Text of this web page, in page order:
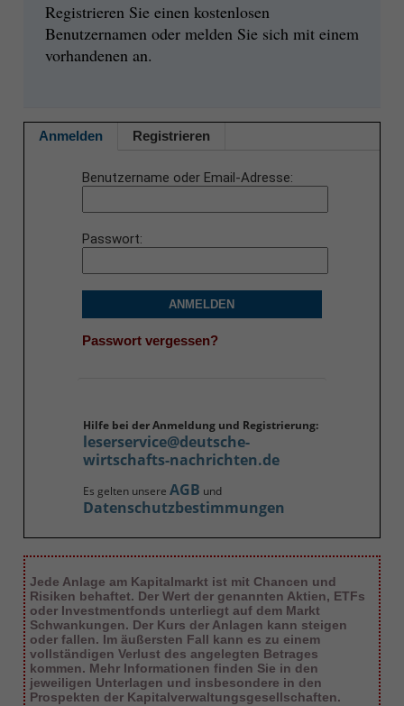
Registrieren Sie einen kostenlosen
Benutzernamen oder melden Sie sich mit einem
vorhandenen an.
Anmelden Registrieren
Benutzername oder Email-Adresse
Passwort
ANMELDEN
Passwort vergessen?
Hilfe bei der Anmeldung und Registrierung:
leserservice@deutsche-
wirtschafts-nachrichten.de
Es gelten unsere AGB und
Datenschutzbestimmungen
Jede Anlage am Kapitalmarkt ist mit Chancen und
Risiken behaftet. Der Wert der genannten Aktien, ETFs
oder Investmentfonds unterliegt auf dem Markt
Schwankungen. Der Kurs der Anlagen kann steigen
oder fallen. Im äußersten Fall kann es zu einem
vollständigen Verlust des angelegten Betrages
kommen. Mehr Informationen finden Sie in den
jeweiligen Unterlagen und insbesondere in den
Prospekten der Kapitalverwaltungsgesellschaften.